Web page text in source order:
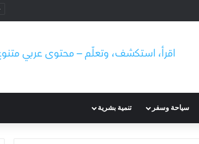
والتوزيع في يوليو 2026
سياحة وسفر تنمية بشرية